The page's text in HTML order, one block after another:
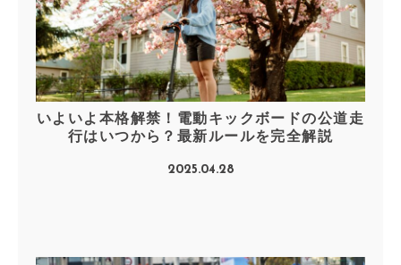
いよいよ本格解禁！電動キックボードの公道走
行はいつから？最新ルールを完全解説
2025.04.28